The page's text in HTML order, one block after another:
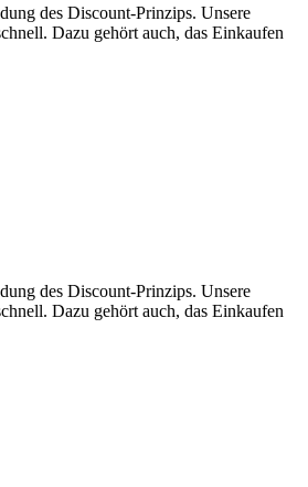
des Discount-Prinzips. Unsere
Dazu gehört auch, das Einkaufen
des Discount-Prinzips. Unsere
Dazu gehört auch, das Einkaufen